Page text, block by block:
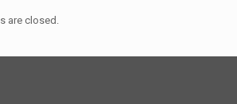
are closed.